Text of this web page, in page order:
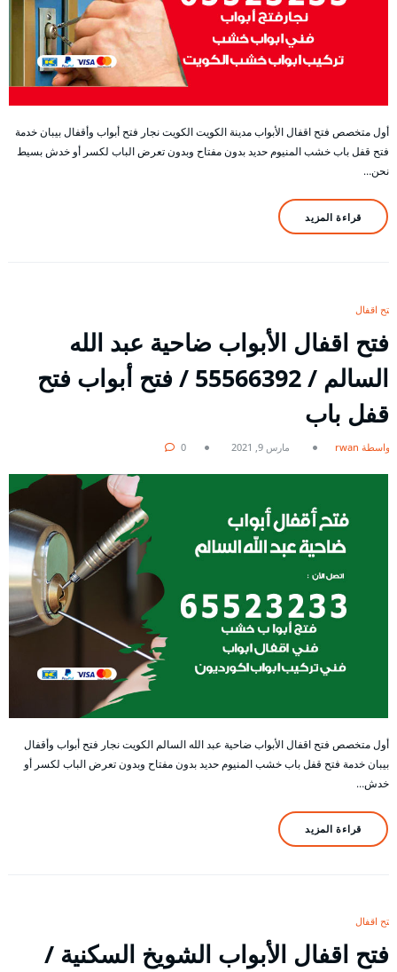
أول متخصص فتح اقفال الأبواب مدينة الكويت الكويت نجار فتح أبواب وأقفال بيبان خدمة
فتح قفل باب خشب المنيوم حديد بدون مفتاح وبدون تعرض الباب لكسر أو خدش بسيط
نحن…
قراءة المزيد
فتح اقفال
فتح اقفال الأبواب ضاحية عبد الله
السالم / 55566392 / فتح أبواب فتح
قفل باب
بواسطة rwan مارس 9, 2021 0
أول متخصص فتح اقفال الأبواب ضاحية عبد الله السالم الكويت نجار فتح أبواب وأقفال
بيبان خدمة فتح قفل باب خشب المنيوم حديد بدون مفتاح وبدون تعرض الباب لكسر أو
خدش…
قراءة المزيد
فتح اقفال
فتح اقفال الأبواب الشويخ السكنية /